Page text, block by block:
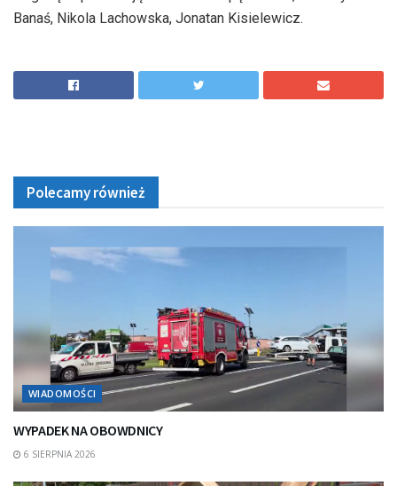
Banaś, Nikola Lachowska, Jonatan Kisielewicz.
Polecamy również
WIADOMOŚCI
WYPADEK NA OBOWDNICY
6 SIERPNIA 2026